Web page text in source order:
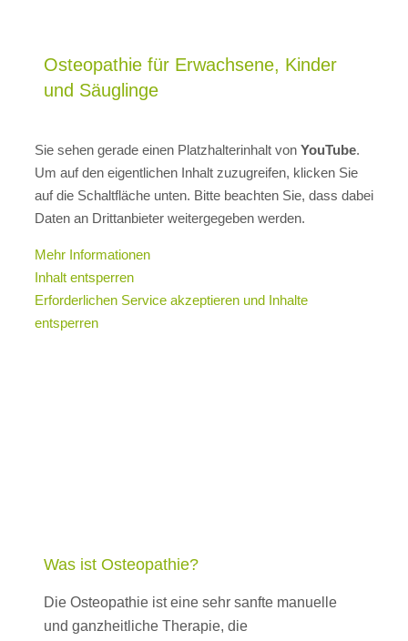
Osteopathie für Erwachsene, Kinder
und Säuglinge
Sie sehen gerade einen Platzhalterinhalt von YouTube.
Um auf den eigentlichen Inhalt zuzugreifen, klicken Sie
auf die Schaltfläche unten. Bitte beachten Sie, dass dabei
Daten an Drittanbieter weitergegeben werden.
Mehr Informationen
Inhalt entsperren
Erforderlichen Service akzeptieren und Inhalte
entsperren
Was ist Osteopathie?
Die Osteopathie ist eine sehr sanfte manuelle
und ganzheitliche Therapie, die